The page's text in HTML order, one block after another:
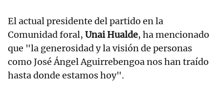
El actual presidente del partido en la
Comunidad foral, Unai Hualde, ha mencionado
que "la generosidad y la visión de personas
como José Ángel Aguirrebengoa nos han traído
hasta donde estamos hoy".